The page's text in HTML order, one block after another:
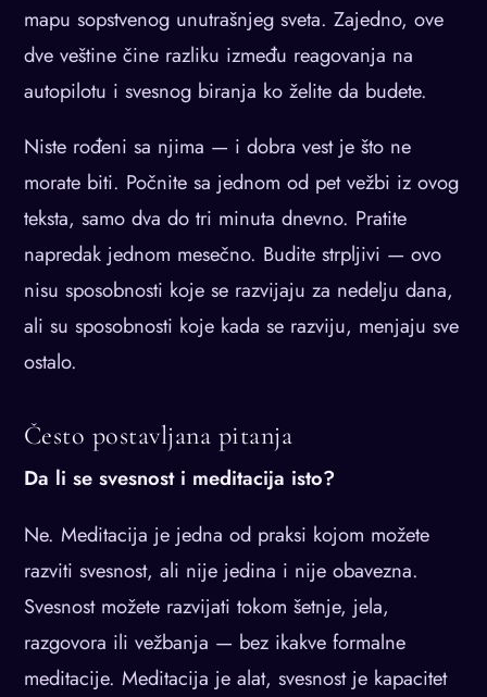
mapu sopstvenog unutrašnjeg sveta. Zajedno, ove
dve veštine čine razliku između reagovanja na
autopilotu i svesnog biranja ko želite da budete.
Niste rođeni sa njima — i dobra vest je što ne
morate biti. Počnite sa jednom od pet vežbi iz ovog
teksta, samo dva do tri minuta dnevno. Pratite
napredak jednom mesečno. Budite strpljivi — ovo
nisu sposobnosti koje se razvijaju za nedelju dana,
ali su sposobnosti koje kada se razviju, menjaju sve
ostalo.
Često postavljana pitanja
Da li se svesnost i meditacija isto?
Ne. Meditacija je jedna od praksi kojom možete
razviti svesnost, ali nije jedina i nije obavezna.
Svesnost možete razvijati tokom šetnje, jela,
razgovora ili vežbanja — bez ikakve formalne
meditacije. Meditacija je alat, svesnost je kapacitet